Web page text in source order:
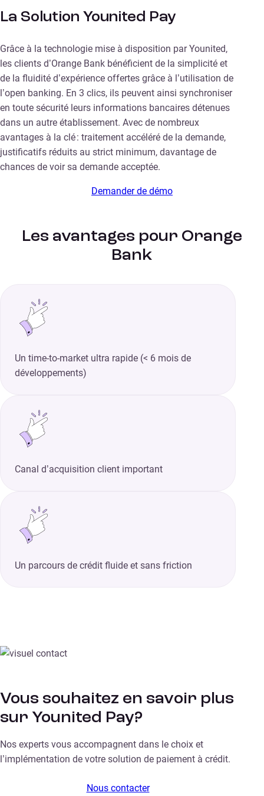
La Solution Younited Pay
Grâce à la technologie mise à disposition par Younited,
les clients d’Orange Bank bénéficient de la simplicité et
de la fluidité d’expérience offertes grâce à l’utilisation de
l’open banking. En 3 clics, ils peuvent ainsi synchroniser
en toute sécurité leurs informations bancaires détenues
dans un autre établissement. Avec de nombreux
avantages à la clé : traitement accéléré de la demande,
justificatifs réduits au strict minimum, davantage de
chances de voir sa demande acceptée.
Demander de démo
Les avantages pour Orange
Bank
Un time-to-market ultra rapide (< 6 mois de
développements)
Canal d’acquisition client important
Un parcours de crédit fluide et sans friction
Vous souhaitez en savoir plus
sur Younited Pay?
Nos experts vous accompagnent dans le choix et
l’implémentation de votre solution de paiement à crédit.
Nous contacter